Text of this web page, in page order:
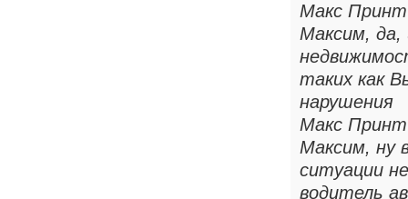
Макс
Максим,
таких как
нарушения
Макс
Максим, ну
ситуации
водитель